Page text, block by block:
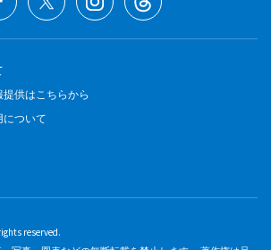
供はこちらから
について
reserved.